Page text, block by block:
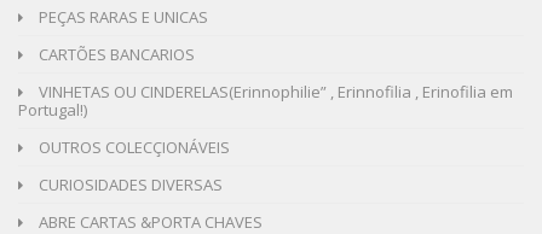
PEÇAS RARAS E UNICAS
CARTÕES BANCARIOS
VINHETAS OU CINDERELAS(Erinnophilie” , Erinnofilia , Erinofilia em
Portugal!)
OUTROS COLECÇIONÁVEIS
CURIOSIDADES DIVERSAS
ABRE CARTAS &PORTA CHAVES